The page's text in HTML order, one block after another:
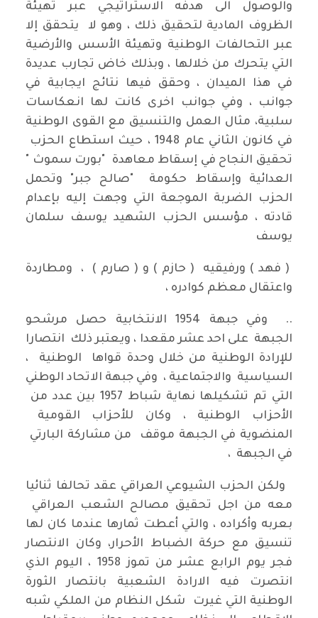
والوصول الى هدفه الاستراتيجي عبر تهيئة
الظروف المادية لتحقيق ذلك ، وهو لا يتحقق إلا
عبر التحالفات الوطنية وتهيئة الأسس والأرضية
التي يتحرك من خلالها ، وبذلك خاض تجارب عديدة
في هذا الميدان ، وحقق فيها نتائج ايجابية في
جوانب ، وفي جوانب اخرى كانت لها انعكاسات
سلبية، مثال العمل والتنسيق مع القوى الوطنية
في كانون الثاني عام 1948 ، حيث استطاع الحزب
تحقيق النجاح في إسقاط معاهدة "بورت سموث "
العدائية وإسقاط حكومة "صالح جبر" وتحمل
الحزب الضربة الموجعة التي وجهت إليه بإعدام
قادته ، مؤسس الحزب الشهيد يوسف سلمان
يوسف
( فهد ) ورفيقيه ( حازم ) و ( صارم ) ، ومطاردة
واعتقال معظم كوادره ،
.. وفي جبهة 1954 الانتخابية حصل مرشحو
الجبهة على احد عشر مقعدا ، ويعتبر ذلك انتصارا
للإرادة الوطنية من خلال وحدة قواها الوطنية ،
السياسية والاجتماعية ، وفي جبهة الاتحاد الوطني
التي تم تشكيلها نهاية شباط 1957 بين عدد من
الأحزاب الوطنية ، وكان للأحزاب القومية
المنضوية في الجبهة موقف من مشاركة البارتي
في الجبهة ،
ولكن الحزب الشيوعي العراقي عقد تحالفا ثنائيا
معه من اجل تحقيق مصالح الشعب العراقي
بعربه وأكراده ، والتي أعطت ثمارها عندما كان لها
تنسيق مع حركة الضباط الأحرار، وكان الانتصار
فجر يوم الرابع عشر من تموز 1958 ، اليوم الذي
انتصرت فيه الارادة الشعبية بانتصار الثورة
الوطنية التي غيرت شكل النظام من الملكي شبه